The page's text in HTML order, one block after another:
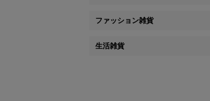
ファッション雑貨
生活雑貨